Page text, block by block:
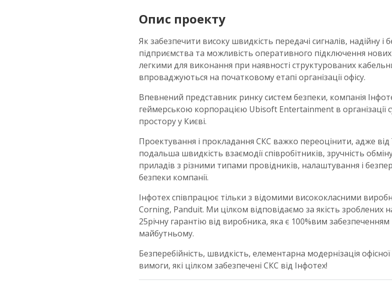
Опис проекту
Як забезпечити високу швидкість передачі сигналів, надійну і
підприємства та можливість оперативного підключення нових
легкими для виконання при наявності структурованих
впроваджуються на початковому етапі організації офісу.
Впевнений представник ринку систем безпеки, компанія
геймерською корпорацією Ubisoft Entertainment в організації
простору у Києві.
Проектування і прокладання СКС важко переоцінити, адже від
подальша швидкість взаємодії співробітників, зручність
приладів з різними типами провідників, налаштування і
безпеки компанії.
Інфотех співпрацює тільки з відомими висококласними
Corning, Panduit. Ми цілком відповідаємо за якість зроблених
25річну гарантію від виробника, яка є 100%вим забезпеченням
майбутньому.
Безперебійність, швидкість, елементарна модернізація
вимоги, які цілком забезпечені СКС від Інфотех!